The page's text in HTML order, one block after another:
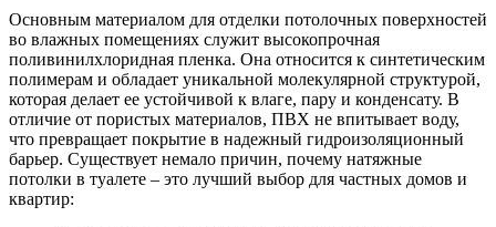
Основным материалом для отделки потолочных поверхностей
во влажных помещениях служит высокопрочная
поливинилхлоридная пленка. Она относится к синтетическим
полимерам и обладает уникальной молекулярной структурой,
которая делает ее устойчивой к влаге, пару и конденсату. В
отличие от пористых материалов, ПВХ не впитывает воду,
что превращает покрытие в надежный гидроизоляционный
барьер. Существует немало причин, почему натяжные
потолки в туалете – это лучший выбор для частных домов и
квартир: